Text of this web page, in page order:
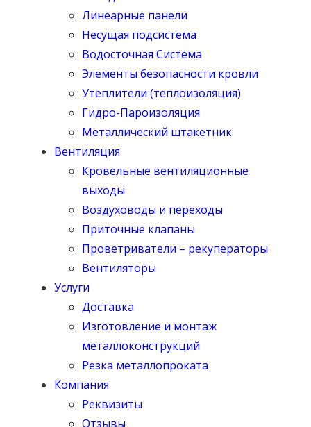
Линеарные панели
Несущая подсистема
Водосточная Система
Элементы безопасности кровли
Утеплители (теплоизоляция)
Гидро-Пароизоляция
Металлический штакетник
Вентиляция
Кровельные вентиляционные
выходы
Воздуховоды и переходы
Приточные клапаны
Проветриватели – рекуператоры
Вентиляторы
Услуги
Доставка
Изготовление и монтаж
металлоконструкций
Резка металлопроката
Компания
Реквизиты
Отзывы